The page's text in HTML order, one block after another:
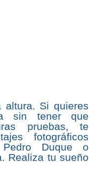
altura. Si quieres
sin tener que
pruebas, te
fotográficos
Duque o
Realiza tu sueño